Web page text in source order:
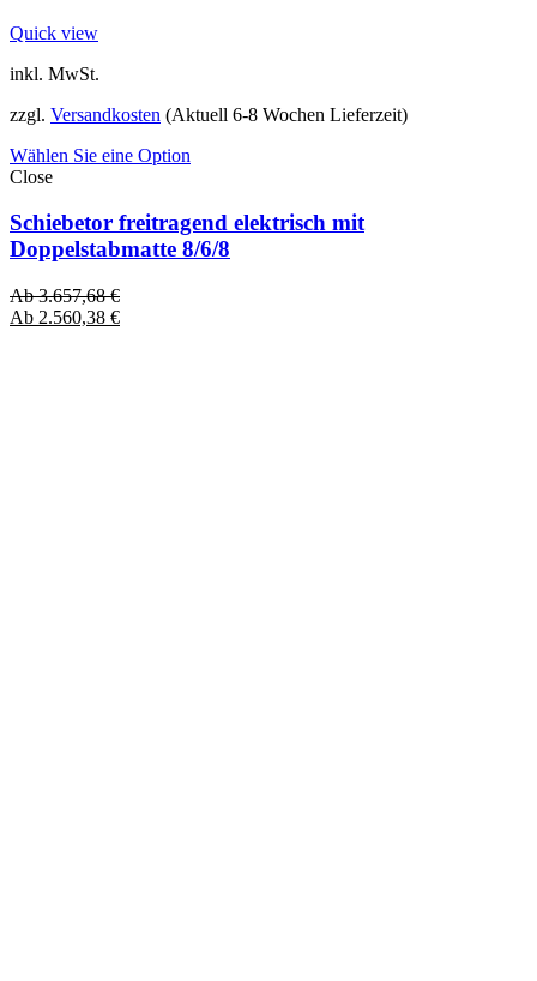
Quick view
inkl. MwSt.
zzgl. Versandkosten (Aktuell 6-8 Wochen Lieferzeit)
Wählen Sie eine Option
Close
Schiebetor freitragend elektrisch mit
Doppelstabmatte 8/6/8
Ab3.657,68€
Ab 2.560,38 €